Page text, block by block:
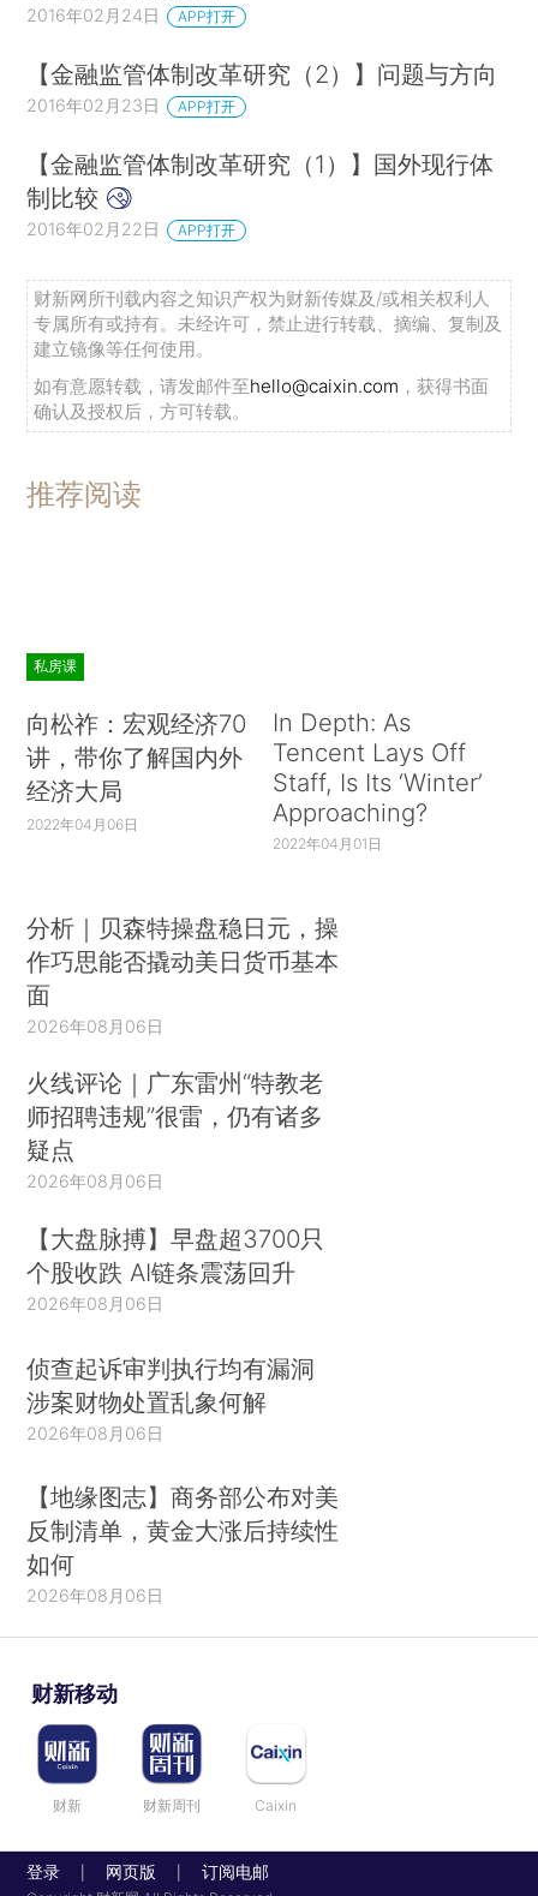
2016年02月24日 APP打开
【金融监管体制改革研究（2）】问题与方向
2016年02月23日 APP打开
【金融监管体制改革研究（1）】国外现行体
制比较
2016年02月22日 APP打开
财新网所刊载内容之知识产权为财新传媒及/或相关权利人
专属所有或持有。未经许可，禁止进行转载、摘编、复制及
建立镜像等任何使用。
如有意愿转载，请发邮件至hello@caixin.com ，获得书面
确认及授权后，方可转载。
推荐阅读
私房课
向松祚：宏观经济70
讲，带你了解国内外
经济大局
2022年04月06日
In Depth: As
Tencent Lays Off
Staff, Is Its ‘Winter’
Approaching?
2022年04月01日
分析｜贝森特操盘稳日元，操
作巧思能否撬动美日货币基本
面
2026年08月06日
火线评论｜广东雷州“特教老
师招聘违规”很雷，仍有诸多
疑点
2026年08月06日
【大盘脉搏】早盘超3700只
个股收跌 AI链条震荡回升
2026年08月06日
侦查起诉审判执行均有漏洞
涉案财物处置乱象何解
2026年08月06日
【地缘图志】商务部公布对美
反制清单，黄金大涨后持续性
如何
2026年08月06日
财新移动
财新 财新周刊 Caixin
登录 网页版 订阅电邮